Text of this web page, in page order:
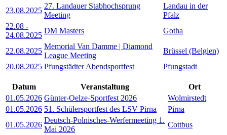
23.08.2025
27. Landauer Stabhochsprung
Meeting
Landau in der
Pfalz
22.08 -
24.08.2025
DM Masters Gotha
22.08.2025
Memorial Van Damme | Diamond
League Meeting
Brüssel (Belgien)
20.08.2025 Pfungstädter Abendsportfest Pfungstadt
Datum Veranstaltung
Ort
01.05.2026 Günter-Oelze-Sportfest 2026
Wolmirstedt
01.05.2026 51. Schülersportfest des LSV Pirna
Pirna
01.05.2026
Deutsch-Polnisches-Werfermeeting 1.
Mai 2026
Cottbus